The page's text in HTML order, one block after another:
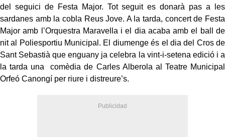
del seguici de Festa Major. Tot seguit es donarà pas a les
sardanes amb la cobla Reus Jove. A la tarda, concert de Festa
Major amb l’Orquestra Maravella i el dia acaba amb el ball de
nit al Poliesportiu Municipal. El diumenge és el dia del Cros de
Sant Sebastià que enguany ja celebra la vint-i-setena edició i a
la tarda una comèdia de Carles Alberola al Teatre Municipal
Orfeó Canongí per riure i distreure’s.